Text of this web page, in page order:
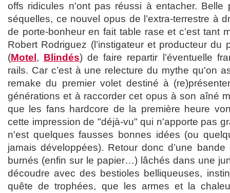
offs ridicules n'ont pas réussi à entacher. Belle
séquelles, ce nouvel opus de l’extra-terrestre à
de porte-bonheur en fait table rase et c’est tant
Robert Rodriguez (l’instigateur et producteur du
(Motel , Blindés) de faire repartir l’éventuelle
rails. Car c’est à une relecture du mythe qu'on
remake du premier volet destiné à
générations et à raccorder cet opus à son aîné
que les fans hardcore de la première heure
cette impression de "déjà-vu" qui n'apporte pas
n'est quelques fausses bonnes idées (ou
jamais développées). Retour donc d’une
burnés (enfin sur le papier…) lâchés dans une
découdre avec des bestioles belliqueuses,
quête de trophées, que les armes et la